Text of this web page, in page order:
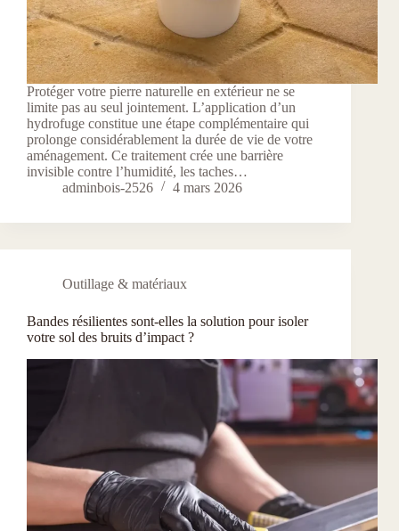
Protéger votre pierre naturelle en extérieur ne se
limite pas au seul jointement. L’application d’un
hydrofuge constitue une étape complémentaire qui
prolonge considérablement la durée de vie de votre
aménagement. Ce traitement crée une barrière
invisible contre l’humidité, les taches…
adminbois-2526
4 mars 2026
Outillage & matériaux
Bandes résilientes sont-elles la solution pour isoler
votre sol des bruits d’impact ?